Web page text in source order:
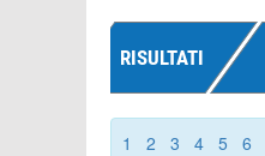
RISULTATI
1 2 3 4 5 6